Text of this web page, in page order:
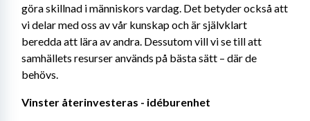
göra skillnad i människors vardag. Det betyder också att
vi delar med oss av vår kunskap och är självklart
beredda att lära av andra. Dessutom vill vi se till att
samhällets resurser används på bästa sätt – där de
behövs.
Vinster återinvesteras - idéburenhet